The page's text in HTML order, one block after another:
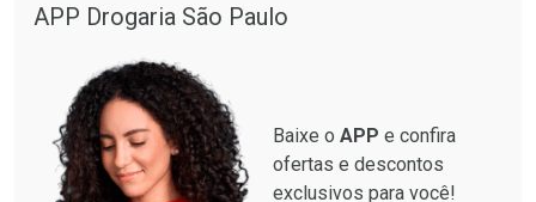
APP Drogaria São Paulo
Baixe o APP e confira
ofertas e descontos
exclusivos para você!